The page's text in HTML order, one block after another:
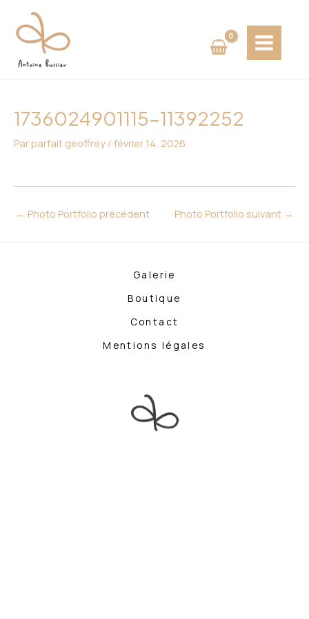
contenu
MENU
1736024901115-11392252
Parparfait geoffrey / février 14, 2026
des
articles
← Photo Portfolio précédent Photo Portfolio suivant →
Galerie
Boutique
Contact
Mentions légales